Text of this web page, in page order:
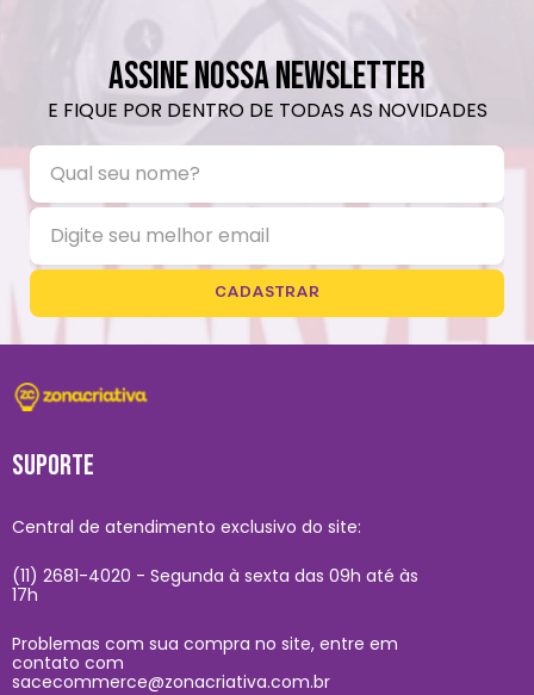
ASSINE NOSSA NEWSLETTER
E FIQUE POR DENTRO DE TODAS AS NOVIDADES
CADASTRAR
SUPORTE
Central de atendimento exclusivo do site:
(11) 2681-4020 - Segunda à sexta das 09h até às
17h
Problemas com sua compra no site, entre em
contato com
sacecommerce@zonacriativa.com.br